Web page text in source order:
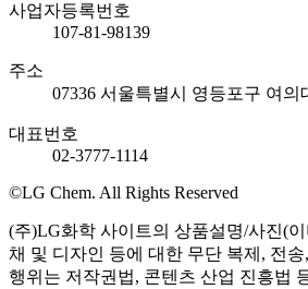
사업자등록번호
107-81-98139
주소
07336 서울특별시 영등포구 여의
대표번호
02-3777-1114
©LG Chem. All Rights Reserved
(주)LG화학 사이트의 상품설명/사진(
채 및 디자인 등에 대한 무단 복제, 전
행위는 저작권법, 콘텐츠 산업 진흥법